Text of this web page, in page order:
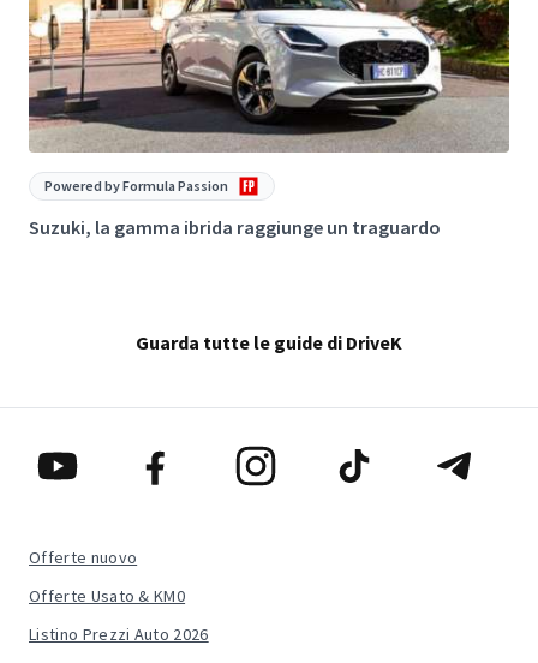
Powered by Formula Passion
Suzuki, la gamma ibrida raggiunge un traguardo
Guarda tutte le guide di DriveK
Offerte nuovo
Offerte Usato & KM0
Listino Prezzi Auto 2026